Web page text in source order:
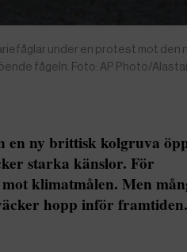
under en protest mot den
fågeln. Foto: AP Photo/
en ny brittisk kolgruva
starka känslor. För
klimatmålen. Men
hopp inför framtiden.